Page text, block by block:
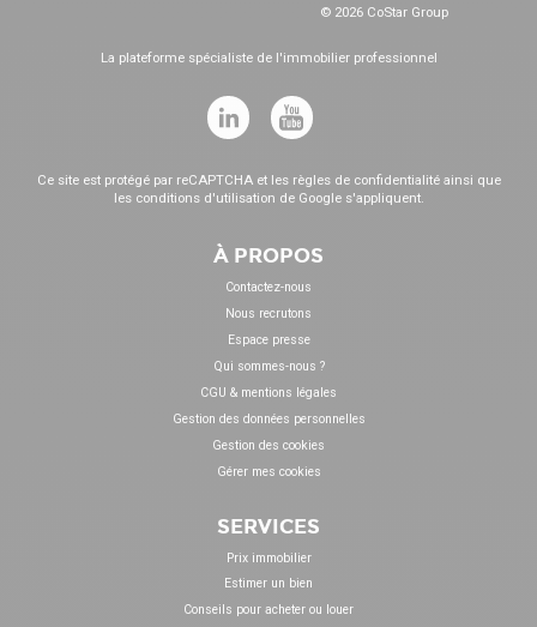
© 2026 CoStar Group
La plateforme spécialiste de l'immobilier professionnel
Ce site est protégé par reCAPTCHA et les règles de confidentialitéainsi que
les conditions d'utilisation de Google s'appliquent.
À PROPOS
Contactez-nous
Nous recrutons
Espace presse
Qui sommes-nous ?
CGU & mentions légales
Gestion des données personnelles
Gestion des cookies
Gérer mes cookies
SERVICES
Prix immobilier
Estimer un bien
Conseils pour acheter ou louer